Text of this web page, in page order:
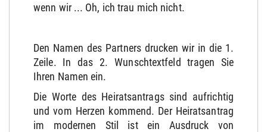
wenn wir ... Oh, ich trau mich nicht.
Den Namen des Partners drucken wir in die 1.
Zeile. In das 2. Wunschtextfeld tragen Sie
Ihren Namen ein.
Die Worte des Heiratsantrags sind aufrichtig
und vom Herzen kommend. Der Heiratsantrag
im modernen Stil ist ein Ausdruck von